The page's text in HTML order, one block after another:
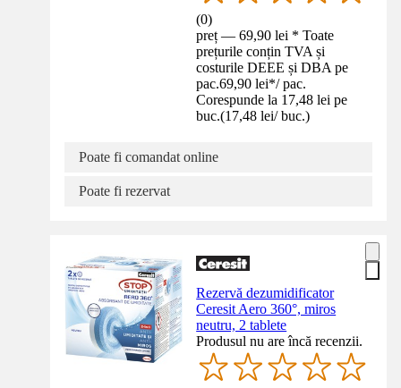
(0)
preț — 69,90 lei * Toate
prețurile conțin TVA și
costurile DEEE și DBA pe
pac.69,90 lei*/ pac.
Corespunde la 17,48 lei pe
buc.(17,48 lei/ buc.)
Poate fi comandat online
Poate fi rezervat
Rezervă dezumidificator
Ceresit Aero 360°, miros
neutru, 2 tablete
Produsul nu are încă recenzii.